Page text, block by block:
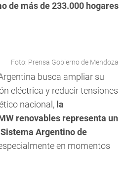
de más de 233.000 hogares
Foto: Prensa Gobierno de Mendoza
busca ampliar su
eléctrica y reducir tensiones
nacional, la
renovables representa un
Argentino de
en momentos